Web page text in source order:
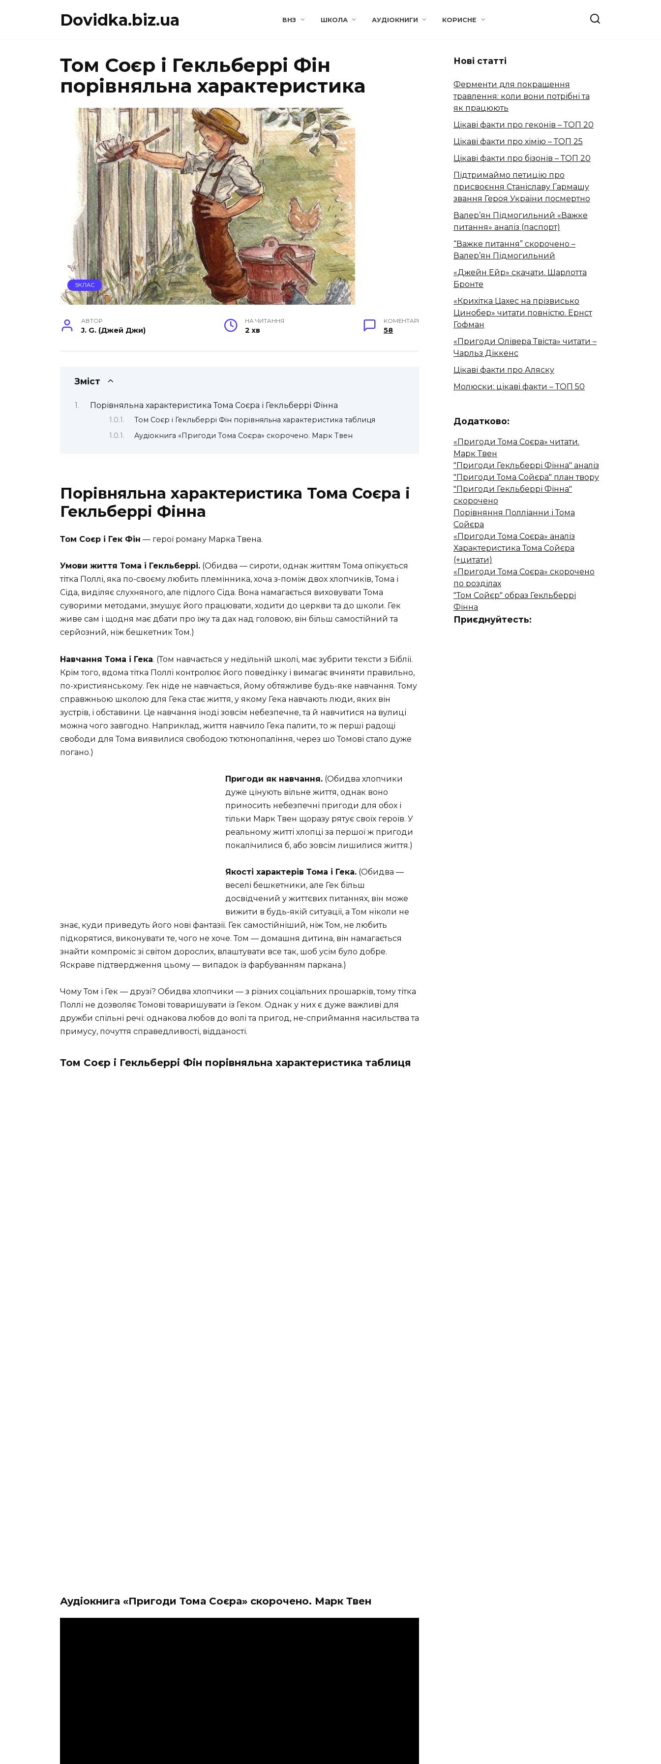
Dovidka.biz.ua ВНЗ ШКОЛА АУДІОКНИГИ КОРИСНЕ
Том Соєр і Гекльберрі Фін
порівняльна характеристика
5КЛАС
АВТОР
J. G. (Джей Джи)
НА ЧИТАННЯ
2 хв
КОМЕНТАРІ
58
Зміст
Порівняльна характеристика Тома Соєра і Гекльберрі Фінна
Том Соєр і Гекльберрі Фін порівняльна характеристика таблиця
Аудіокнига «Пригоди Тома Соєра» скорочено. Марк Твен
Порівняльна характеристика Тома Соєра і
Гекльберрі Фінна
Том Соєр і Гек Фін — герої роману Марка Твена.
Умови життя Тома і Гекльберрі. (Обидва — сироти, однак життям Тома опікується
тітка Поллі, яка по-своєму любить племінника, хоча з-поміж двох хлопчиків, Тома і
Сіда, виділяє слухняного, але підлого Сіда. Вона намагається виховувати Тома
суворими методами, змушує його працювати, ходити до церкви та до школи. Гек
живе сам і щодня має дбати про їжу та дах над головою, він більш самостійний та
серйозний, ніж бешкетник Том.)
Навчання Тома і Гека. (Том навчається у недільній школі, має зубрити тексти з Біблії.
Крім того, вдома тітка Поллі контролює його поведінку і вимагає вчиняти правильно,
по-християнському. Гек ніде не навчається, йому обтяжливе будь-яке навчання. Тому
справжньою школою для Гека стає життя, у якому Гека навчають люди, яких він
зустрів, і обставини. Це навчання іноді зовсім небезпечне, та й навчитися на вулиці
можна чого завгодно. Наприклад, життя навчило Гека палити, то ж перші радощі
свободи для Тома виявилися свободою тютюнопаління, через шо Томові стало дуже
погано.)
Пригоди як навчання. (Обидва хлопчики
дуже цінують вільне життя, однак воно
приносить небезпечні пригоди для обох і
тільки Марк Твен щоразу рятує своїх героїв. У
реальному житті хлопці за першої ж пригоди
покалічилися б, або зовсім лишилися життя.)
Якості характерів Тома і Гека. (Обидва —
веселі бешкетники, але Гек більш
досвідчений у життєвих питаннях, він може
вижити в будь-якій ситуації, а Том ніколи не
знає, куди приведуть його нові фантазії. Гек самостійніший, ніж Том, не любить
підкорятися, виконувати те, чого не хоче. Том — домашня дитина, він намагається
знайти компроміс зі світом дорослих, влаштувати все так, шоб усім було добре.
Яскраве підтвердження цьому — випадок із фарбуванням паркана.)
Чому Том і Гек — друзі? Обидва хлопчики — з різних соціальних прошарків, тому тітка
Поллі не дозволяє Томові товаришувати із Геком. Однак у них є дуже важливі для
дружби спільні речі: однакова любов до волі та пригод, не-сприймання насильства та
примусу, почуття справедливості, відданості.
Том Соєр і Гекльберрі Фін порівняльна характеристика таблиця
Аудіокнига «Пригоди Тома Соєра» скорочено. Марк Твен
Нові статті
Ферменти для покращення
травлення: коли вони потрібні та
як працюють
Цікаві факти про геконів – ТОП 20
Цікаві факти про хімію – ТОП 25
Цікаві факти про бізонів – ТОП 20
Підтримаймо петицію про
присвоєння Станіславу Гармашу
звання Героя України посмертно
Валер’ян Підмогильний «Важке
питання» аналіз (паспорт)
“Важке питання” скорочено –
Валер’ян Підмогильний
«Джейн Ейр» скачати. Шарлотта
Бронте
«Крихітка Цахес на прізвисько
Цинобер» читати повністю. Ернст
Гофман
«Пригоди Олівера Твіста» читати –
Чарльз Діккенс
Цікаві факти про Аляску
Молюски: цікаві факти – ТОП 50
Додатково:
«Пригоди Тома Соєра» читати.
Марк Твен
"Пригоди Гекльберрі Фінна" аналіз
"Пригоди Тома Сойєра" план твору
"Пригоди Гекльберрі Фінна"
скорочено
Порівняння Полліанни і Тома
Сойєра
«Пригоди Тома Соєра» аналіз
Характеристика Тома Сойєра
(+цитати)
«Пригоди Тома Соєра» скорочено
по розділах
"Том Сойєр" образ Гекльберрі
Фінна
Приєднуйтесть: